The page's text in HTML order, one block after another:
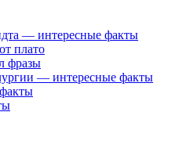
— интересные факты
плато
фразы
— интересные факты